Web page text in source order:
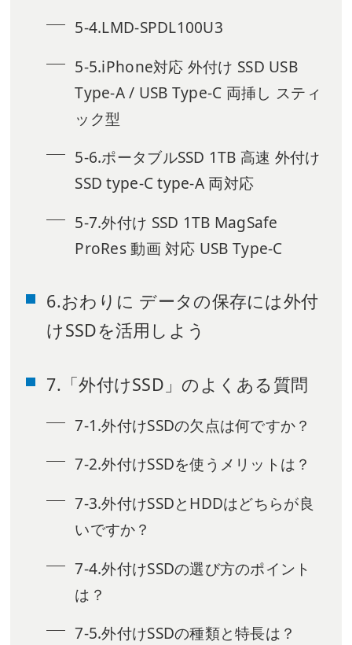
5-4.LMD-SPDL100U3
5-5.iPhone対応 外付け SSD USB
Type-A / USB Type-C 両挿し スティ
ック型
5-6.ポータブルSSD 1TB 高速 外付け
SSD type-C type-A 両対応
5-7.外付け SSD 1TB MagSafe
ProRes 動画 対応 USB Type-C
6.おわりに データの保存には外付
けSSDを活用しよう
7.「外付けSSD」のよくある質問
7-1.外付けSSDの欠点は何ですか？
7-2.外付けSSDを使うメリットは？
7-3.外付けSSDとHDDはどちらが良
いですか？
7-4.外付けSSDの選び方のポイント
は？
7-5.外付けSSDの種類と特長は？